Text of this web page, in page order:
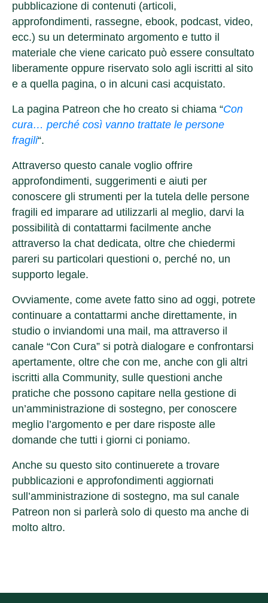
pubblicazione di contenuti (articoli,
approfondimenti, rassegne, ebook, podcast, video,
ecc.) su un determinato argomento e tutto il
materiale che viene caricato può essere consultato
liberamente oppure riservato solo agli iscritti al sito
e a quella pagina, o in alcuni casi acquistato.
La pagina Patreon che ho creato si chiama “Con
cura… perché così vanno trattate le persone
fragili“.
Attraverso questo canale voglio offrire
approfondimenti, suggerimenti e aiuti per
conoscere gli strumenti per la tutela delle persone
fragili ed imparare ad utilizzarli al meglio, darvi la
possibilità di contattarmi facilmente anche
attraverso la chat dedicata, oltre che chiedermi
pareri su particolari questioni o, perché no, un
supporto legale.
Ovviamente, come avete fatto sino ad oggi, potrete
continuare a contattarmi anche direttamente, in
studio o inviandomi una mail, ma attraverso il
canale “Con Cura” si potrà dialogare e confrontarsi
apertamente, oltre che con me, anche con gli altri
iscritti alla Community, sulle questioni anche
pratiche che possono capitare nella gestione di
un’amministrazione di sostegno, per conoscere
meglio l’argomento e per dare risposte alle
domande che tutti i giorni ci poniamo.
Anche su questo sito continuerete a trovare
pubblicazioni e approfondimenti aggiornati
sull’amministrazione di sostegno, ma sul canale
Patreon non si parlerà solo di questo ma anche di
molto altro.